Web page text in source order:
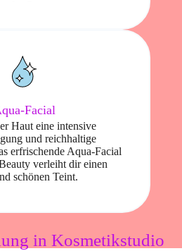
Facial
Haut eine intensive
und reichhaltige
erfrischende Aqua-Facial
verleiht dir einen
schönen Teint.
in Kosmetikstudio